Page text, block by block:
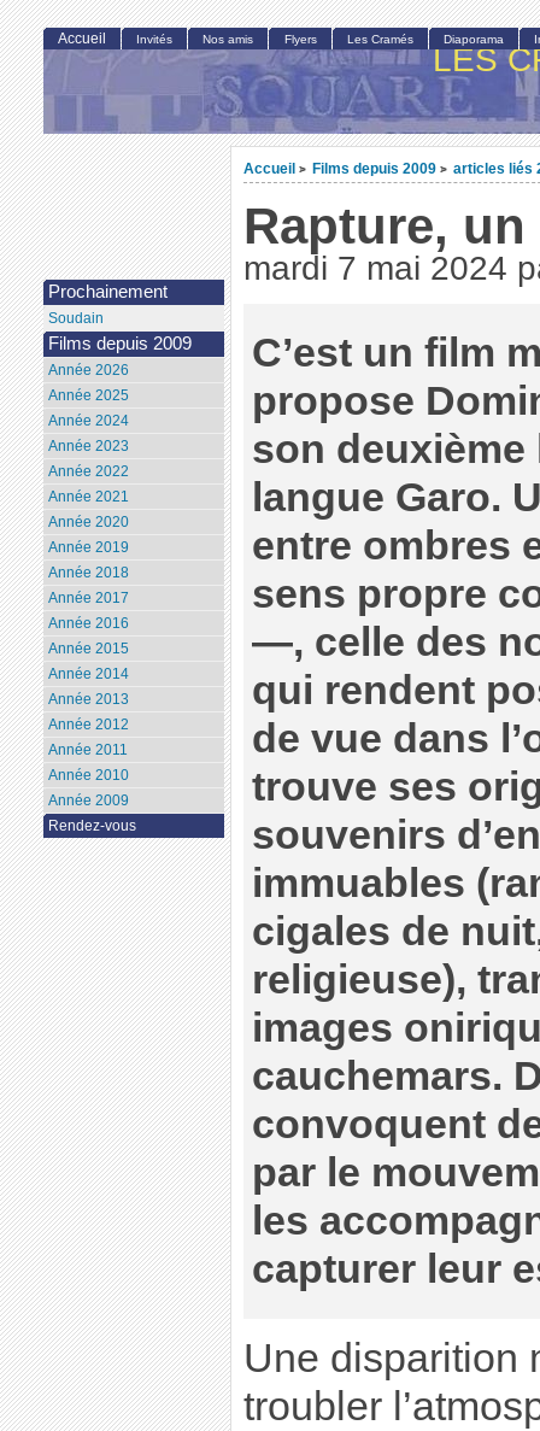
LES
Accueil > Films depuis 2009 > articles liés
Rapture,
mardi 7 mai 2024
C’est un film
propose
son deuxième
langue Garo.
entre ombres
sens propre
—, celle des
qui rendent
de vue dans
trouve ses
souvenirs
immuables
cigales de
religieuse),
images
cauchemars.
convoquent
par le
les
capturer leur
Une disparition
troubler
Accueil Invités Nos amis Flyers Les Cramés Diaporama
Prochainement
Soudain
Films depuis 2009
Année 2026
Année 2025
Année 2024
Année 2023
Année 2022
Année 2021
Année 2020
Année 2019
Année 2018
Année 2017
Année 2016
Année 2015
Année 2014
Année 2013
Année 2012
Année 2011
Année 2010
Année 2009
Rendez-vous